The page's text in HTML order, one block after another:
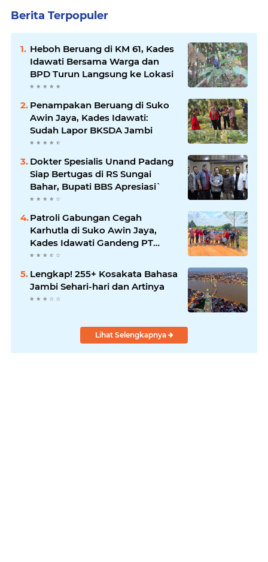
Berita Terpopuler
Heboh Beruang di KM 61, Kades
Idawati Bersama Warga dan
BPD Turun Langsung ke Lokasi
Penampakan Beruang di Suko
Awin Jaya, Kades Idawati:
Sudah Lapor BKSDA Jambi
Dokter Spesialis Unand Padang
Siap Bertugas di RS Sungai
Bahar, Bupati BBS Apresiasi`
Patroli Gabungan Cegah
Karhutla di Suko Awin Jaya,
Kades Idawati Gandeng PT
BBB-S, TNI dan BPD
Lengkap! 255+ Kosakata Bahasa
Jambi Sehari-hari dan Artinya
Lihat Selengkapnya